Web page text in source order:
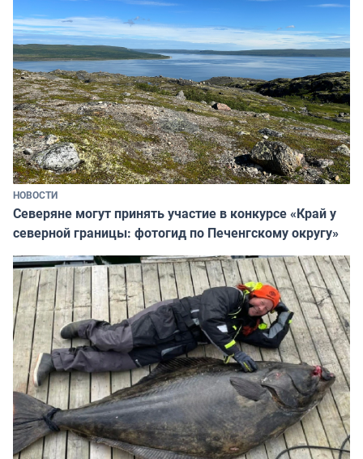
НОВОСТИ
Северяне могут принять участие в конкурсе «Край у
северной границы: фотогид по Печенгскому округу»